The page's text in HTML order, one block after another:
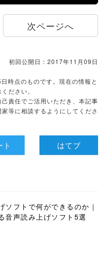
次ページへ
初回公開日：2017年11月09日
時点のものです。現在の情報と
ださい。
責任でご活用いただき、本記事
等に相談するようにしてくださ
ト はてブ
ソフトで何ができるのか｜
音声読み上げソフト5選